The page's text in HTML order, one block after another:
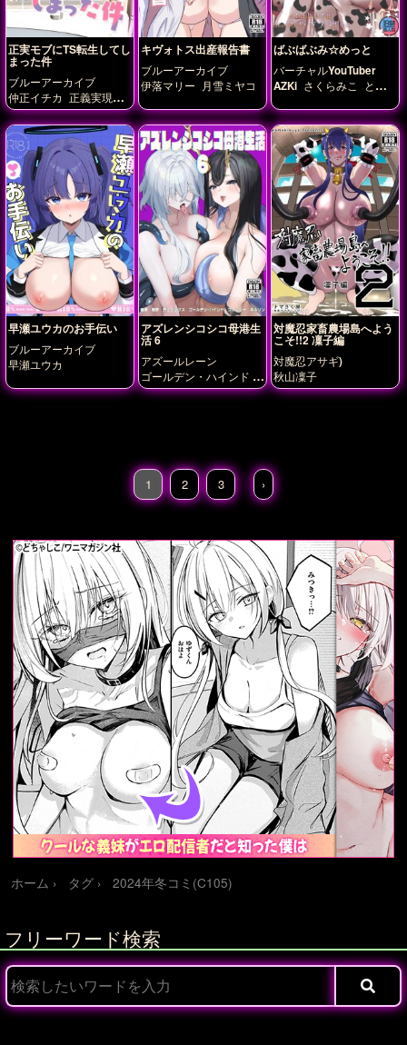
正実モブにTS転生してし
まった件
ブルーアーカイブ
仲正イチカ 正義実現委
員会のモブ
キヴォトス出産報告書
ブルーアーカイブ
伊落マリー 月雪ミヤコ
ばぶばぶみ☆めっと
バーチャルYouTuber
AZKi さくらみこ
とき
早瀬ユウカのお手伝い
ブルーアーカイブ
早瀬ユウカ
アズレンシコシコ母港生
活 6
アズールレーン
ゴールデン・ハインド
デュプレクス ネルソン
対魔忍家畜農場島へよう
こそ!!2 凜子編
対魔忍アサギ)
秋山凜子
1 2 3 ›
ホーム タグ 2024年冬コミ(C105)
フリーワード検索